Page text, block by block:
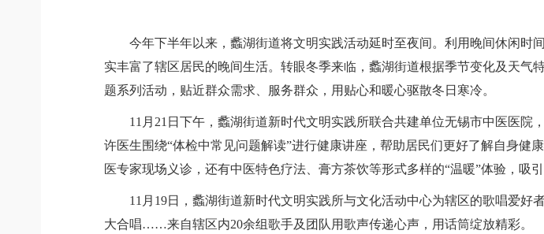
今年下半年以来， 蠡湖街道将文明实践活动延时至夜间。 利用晚间休闲时
实丰富了辖区居民的晚间生活。 转眼冬季来临， 蠡湖街道根据季节变化及天气特
题系列活动， 贴近群众需求、服务群众， 用贴心和暖心驱散冬日寒冷。
11月21日下午，蠡湖街道新时代文明实践所联合共建单位无锡市中医医
许医生围绕“体检中常见问题解读”进行健康讲座，帮助居民们更好了解自身
医专家现场义诊，还有中医特色疗法、膏方茶饮等形式多样的“温暖”体验，吸
11月19日，蠡湖街道新时代文明实践所与文化活动中心为辖区的歌唱爱好
大合唱……来自辖区内20余组歌手及团队用歌声传递心声，用话筒绽放精彩。